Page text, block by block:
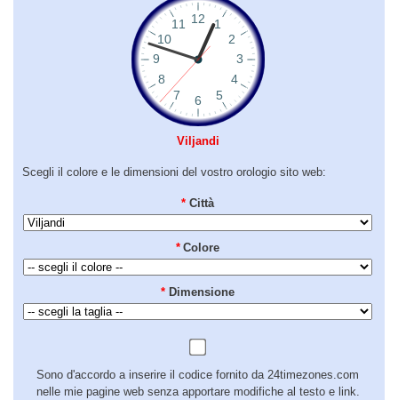
Viljandi
Scegli il colore e le dimensioni del vostro orologio sito web:
* Città
* Colore
* Dimensione
Sono d'accordo a inserire il codice fornito da 24timezones.com
nelle mie pagine web senza apportare modifiche al testo e link.